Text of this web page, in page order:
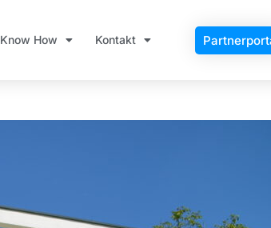
Know How Kontakt